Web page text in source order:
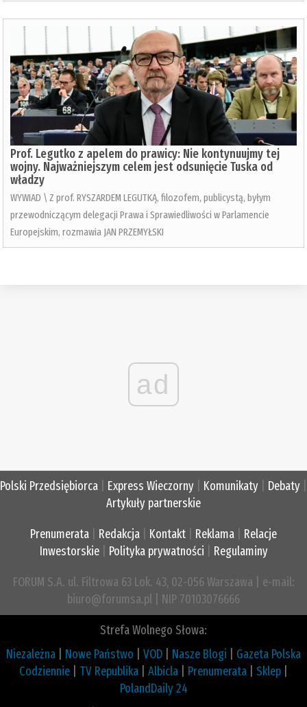
Prof. Legutko z apelem do prawicy: Nie kontynuujmy tej
wojny. Najważniejszym celem jest odsunięcie Tuska od
władzy
WYWIAD \ Z prof. RYSZARDEM LEGUTKĄ, filozofem, publicystą, byłym
przewodniczącym delegacji Prawa i Sprawiedliwości w Parlamencie
Europejskim, rozmawia JAN PRZEMYŁSKI
ad
Polski Przedsiębiorca Express Wieczorny Komunikaty Debaty
Artykuły partnerskie
Prenumerata Redakcja Kontakt Reklama
Relacje
Inwestorskie| Polityka prywatności Regulaminy
FORUM S.A. ul. Filtrowa 63 Lok. 43, 02-056 Warszawa | e-mail:
biuro@forumsa.pl | NIP 70103076666
Strefa Wolnego Słowa:
Niezależna
Nowe Państwo VOD Nasze Blogi
Gazeta Polska
Codziennie
TV Republika Albicla Prenumerata Sklep
PolandDaily 24